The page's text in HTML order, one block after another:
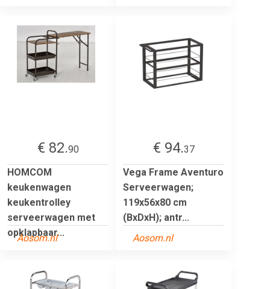
€ 82.90
HOMCOM
keukenwagen
keukentrolley
serveerwagen met
opklapbaar...
Aosom.nl
€ 94.37
Vega Frame Aventuro
Serveerwagen;
119x56x80 cm
(BxDxH); antr...
Aosom.nl